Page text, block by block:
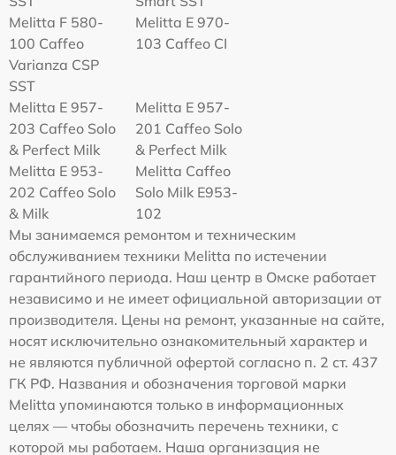
Melitta F 580-
100 Caffeo
Varianza CSP
SST
Melitta Е 970-
103 Caffeo CI
Melitta E 957-
203 Caffeo Solo
& Perfect Milk
Melitta E 957-
201 Caffeo Solo
& Perfect Milk
Melitta Е 953-
202 Caffeo Solo
& Milk
Melitta Caffeo
Solo Milk E953-
102
Мы занимаемся ремонтом и техническим
обслуживанием техники Melitta по истечении
гарантийного периода. Наш центр в Омске работает
независимо и не имеет официальной авторизации от
производителя. Цены на ремонт, указанные на сайте,
носят исключительно ознакомительный характер и
не являются публичной офертой согласно п. 2 ст. 437
ГК РФ. Названия и обозначения торговой марки
Melitta упоминаются только в информационных
целях — чтобы обозначить перечень техники, с
которой мы работаем. Наша организация не